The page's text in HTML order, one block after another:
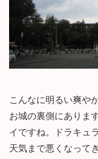
こんなに明るい爽や
お城の裏側にありま
イですね。ドラキュ
天気まで悪くなって